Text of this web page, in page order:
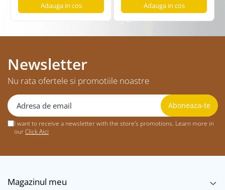
Adauga in cos Adauga in cos
Newsletter
Nu rata ofertele si promotiile noastre
I want to receive a newsletter with the store's promotions. Learn more in
ourClick Aici
Magazinul meu